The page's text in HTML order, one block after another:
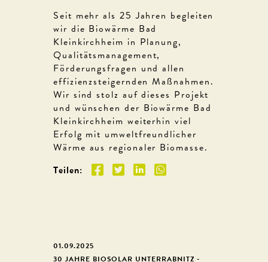
Seit mehr als 25 Jahren begleiten
wir die Biowärme Bad
Kleinkirchheim in Planung,
Qualitätsmanagement,
Förderungsfragen und allen
effizienzsteigernden Maßnahmen.
Wir sind stolz auf dieses Projekt
und wünschen der Biowärme Bad
Kleinkirchheim weiterhin viel
Erfolg mit umweltfreundlicher
Wärme aus regionaler Biomasse.
Teilen:
01.09.2025
30 JAHRE BIOSOLAR UNTERRABNITZ -